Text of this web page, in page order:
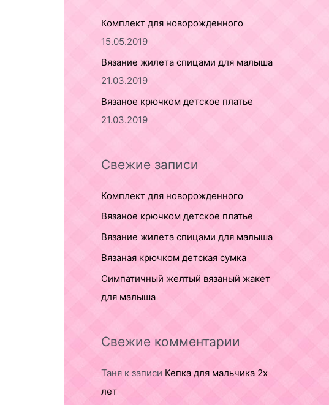
Комплект для новорожденного
15.05.2019
Вязание жилета спицами для малыша
21.03.2019
Вязаное крючком детское платье
21.03.2019
Свежие записи
Комплект для новорожденного
Вязаное крючком детское платье
Вязание жилета спицами для малыша
Вязаная крючком детская сумка
Симпатичный желтый вязаный жакет
для малыша
Свежие комментарии
Таня к записи Кепка для мальчика 2х
лет